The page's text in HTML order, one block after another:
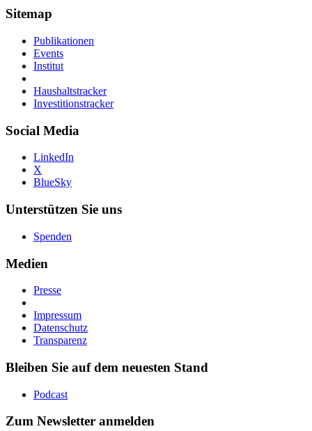
Sitemap
Publikationen
Events
Institut
Haushaltstracker
Investitionstracker
Social Media
LinkedIn
X
BlueSky
Unterstützen Sie uns
Spenden
Medien
Presse
Impressum
Datenschutz
Transparenz
Bleiben Sie auf dem neuesten Stand
Podcast
Zum Newsletter anmelden